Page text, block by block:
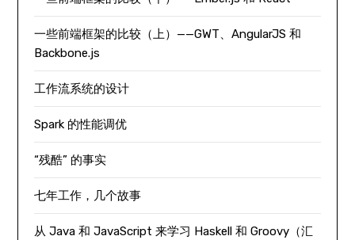
一些前端框架的比较（上）——GWT、AngularJS 和
Backbone.js
工作流系统的设计
Spark 的性能调优
“残酷” 的事实
七年工作，几个故事
从 Java 和 JavaScript 来学习 Haskell 和 Groovy（汇